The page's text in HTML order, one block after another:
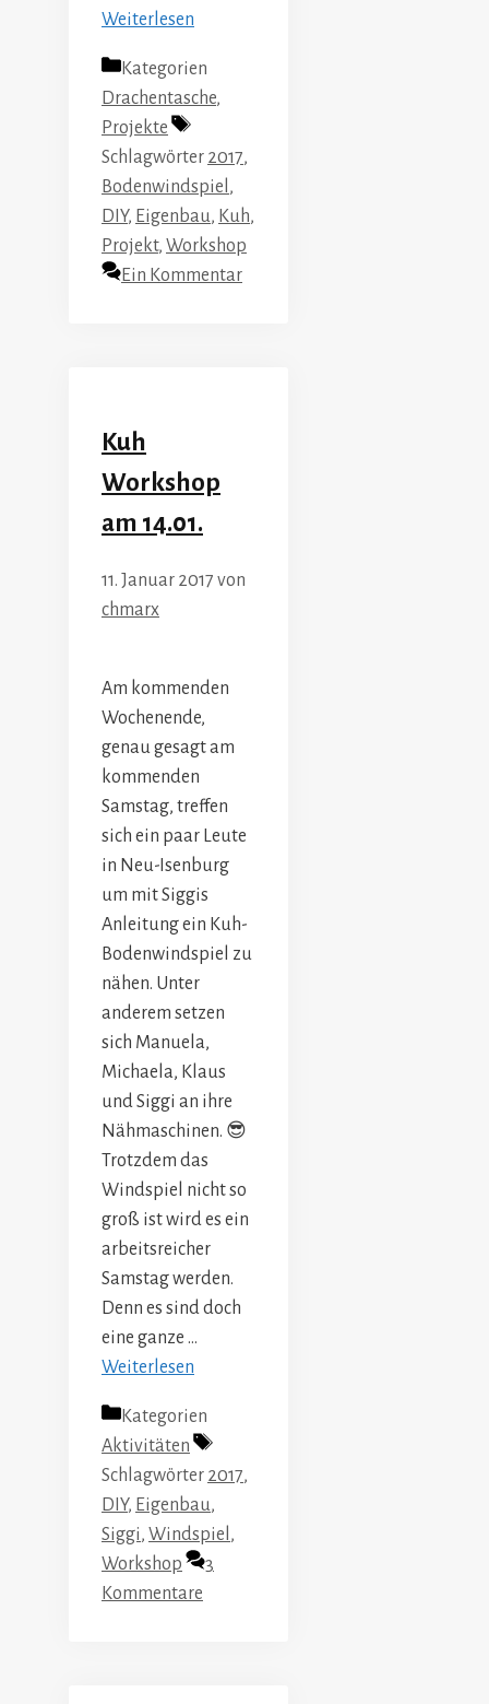
Weiterlesen
Kategorien
Drachentasche,
Projekte
Schlagwörter 2017,
Bodenwindspiel ,
DIY, Eigenbau, Kuh,
Projekt, Workshop
Ein Kommentar
Kuh
Workshop
am 14.01.
11. Januar 2017 von
chmarx
Am kommenden
Wochenende,
genau gesagt am
kommenden
Samstag, treffen
sich ein paar Leute
in Neu-Isenburg
um mit Siggis
Anleitung ein Kuh-
Bodenwindspiel zu
nähen. Unter
anderem setzen
sich Manuela,
Michaela, Klaus
und Siggi an ihre
Nähmaschinen. 😎
Trotzdem das
Windspiel nicht so
groß ist wird es ein
arbeitsreicher
Samstag werden.
Denn es sind doch
eine ganze …
Weiterlesen
Kategorien
Aktivitäten
Schlagwörter 2017,
DIY, Eigenbau,
Siggi, Windspiel ,
Workshop
3
Kommentare